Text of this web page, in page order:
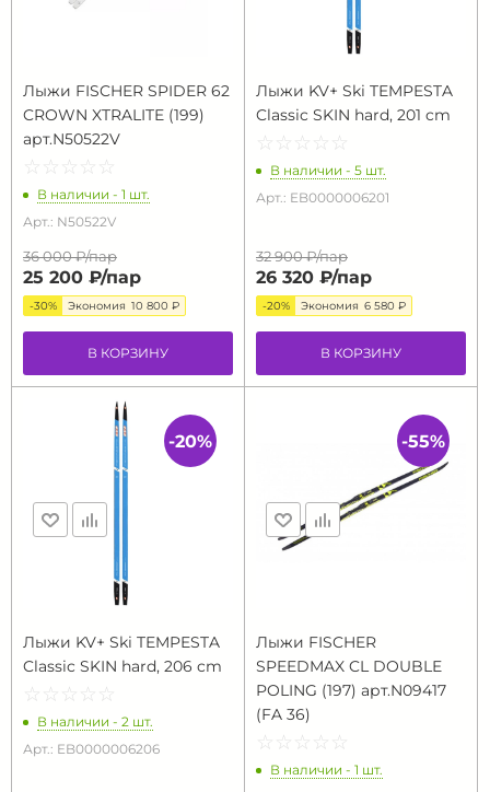
Лыжи FISCHER SPIDER 62
CROWN XTRALITE (199)
арт.N50522V
☆ ☆ ☆ ☆ ☆
★ ★ ★ ★ ★
В наличии - 1 шт.
Арт.: N50522V
36 000 ₽/пар
25 200 ₽/пар
-30% Экономия 10 800 ₽
В КОРЗИНУ
Лыжи KV+ Ski TEMPESTA
Classic SKIN hard, 201 cm
☆ ☆ ☆ ☆ ☆
★ ★ ★ ★ ★
В наличии - 5 шт.
Арт.: EB0000006201
32 900 ₽/пар
26 320 ₽/пар
-20% Экономия 6 580 ₽
В КОРЗИНУ
Лыжи KV+ Ski TEMPESTA
Classic SKIN hard, 206 cm
☆ ☆ ☆ ☆ ☆
★ ★ ★ ★ ★
В наличии - 2 шт.
Арт.: EB0000006206
-20%
Лыжи FISCHER
SPEEDMAX CL DOUBLE
POLING (197) арт.N09417
(FA 36)
☆ ☆ ☆ ☆ ☆
★ ★ ★ ★ ★
В наличии - 1 шт.
-55%